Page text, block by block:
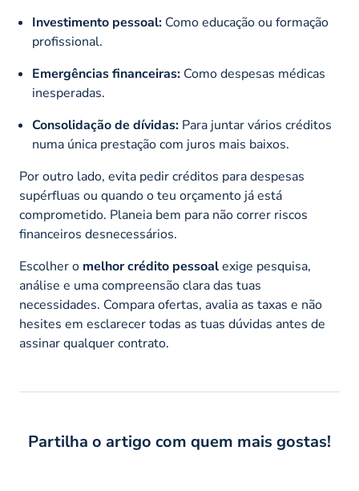
Investimento pessoal: Como educação ou formação
profissional.
Emergências financeiras: Como despesas médicas
inesperadas.
Consolidação de dívidas: Para juntar vários créditos
numa única prestação com juros mais baixos.
Por outro lado, evita pedir créditos para despesas
supérfluas ou quando o teu orçamento já está
comprometido. Planeia bem para não correr riscos
financeiros desnecessários.
Escolher o melhor crédito pessoalexige pesquisa,
análise e uma compreensão clara das tuas
necessidades. Compara ofertas, avalia as taxas e não
hesites em esclarecer todas as tuas dúvidas antes de
assinar qualquer contrato.
Partilha o artigo com quem mais gostas!